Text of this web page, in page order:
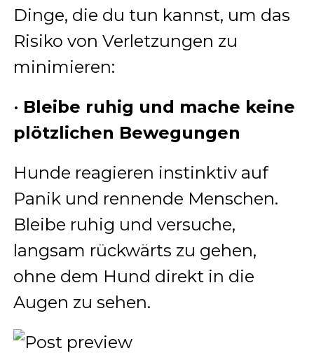
Dinge, die du tun kannst, um das
Risiko von Verletzungen zu
minimieren:
• Bleibe ruhig und mache keine
plötzlichen Bewegungen
Hunde reagieren instinktiv auf
Panik und rennende Menschen.
Bleibe ruhig und versuche,
langsam rückwärts zu gehen,
ohne dem Hund direkt in die
Augen zu sehen.